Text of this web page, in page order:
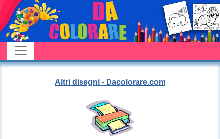
Altri disegni - Dacolorare.com